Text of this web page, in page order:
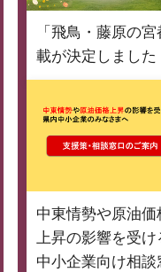
「飛鳥・藤原の
載が決定しました
中東情勢や原油価
上昇の影響を受け
中小企業向け相談